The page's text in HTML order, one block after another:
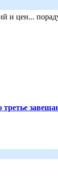
и цен...
третье